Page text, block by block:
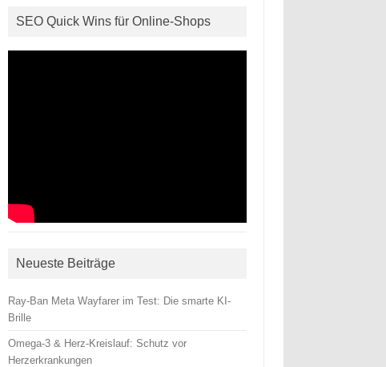
SEO Quick Wins für Online-Shops
Neueste Beiträge
Ray-Ban Meta Wayfarer im Test: Die smarte KI-
Brille
Omega-3 & Herz-Kreislauf: Schutz vor
Herzerkrankungen